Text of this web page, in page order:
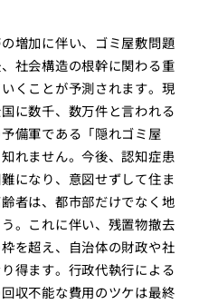
増加に伴い、ゴミ屋敷問題
社会構造の根幹に関わる重
くことが予測されます。現
に数千、数万件と言われる
備軍である「隠れゴミ屋
れません。今後、認知症患
になり、意図せずして住ま
者は、都市部だけでなく地
。これに伴い、残置物撤去
を超え、自治体の財政や社
得ます。行政代執行による
収不能な費用のツケは最終